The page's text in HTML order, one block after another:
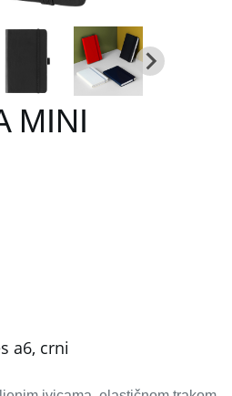
MINI
a6, crni